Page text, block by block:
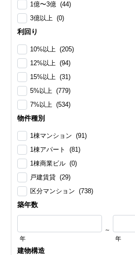
1億〜3億 (44)
3億以上 (0)
利回り
10%以上 (205)
12%以上 (94)
15%以上 (31)
5%以上 (779)
7%以上 (534)
物件種別
1棟マンション (91)
1棟アパート (81)
1棟商業ビル (0)
戸建賃貸 (29)
区分マンション (738)
築年数
年
～
年
建物構造